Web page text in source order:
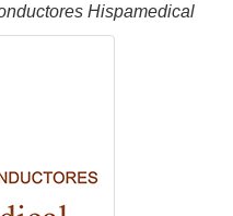
Hispamedical